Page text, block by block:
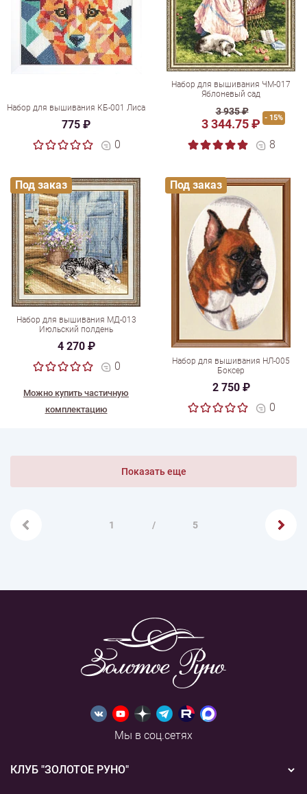
Набор для вышивания КБ-001 Лиса
775 ₽
0
Набор для вышивания ЧМ-017
Яблоневый сад
3 935 ₽
3 344.75 ₽ - 15%
8
Набор для вышивания МД-013
Июльский полдень
4 270 ₽
0
Можно купить частичную
комплектацию
Под заказ
Набор для вышивания НЛ-005
Боксер
2 750 ₽
0
Под заказ
Показать еще
1 / 5
Мы в соц.сетях
КЛУБ "ЗОЛОТОЕ РУНО"